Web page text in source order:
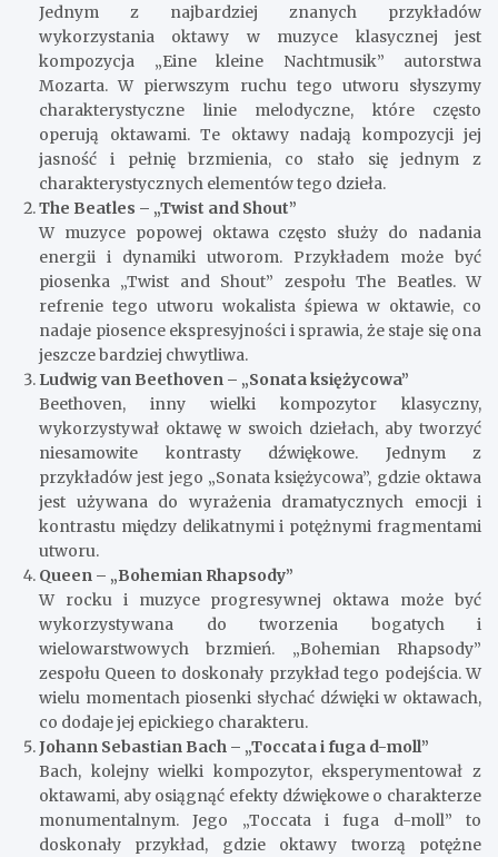
Jednym z najbardziej znanych przykładów
wykorzystania oktawy w muzyce klasycznej jest
kompozycja „Eine kleine Nachtmusik” autorstwa
Mozarta. W pierwszym ruchu tego utworu słyszymy
charakterystyczne linie melodyczne, które często
operują oktawami. Te oktawy nadają kompozycji jej
jasność i pełnię brzmienia, co stało się jednym z
charakterystycznych elementów tego dzieła.
The Beatles – „Twist and Shout”
W muzyce popowej oktawa często służy do nadania
energii i dynamiki utworom. Przykładem może być
piosenka „Twist and Shout” zespołu The Beatles. W
refrenie tego utworu wokalista śpiewa w oktawie, co
nadaje piosence ekspresyjności i sprawia, że staje się ona
jeszcze bardziej chwytliwa.
Ludwig van Beethoven – „Sonata księżycowa”
Beethoven, inny wielki kompozytor klasyczny,
wykorzystywał oktawę w swoich dziełach, aby tworzyć
niesamowite kontrasty dźwiękowe. Jednym z
przykładów jest jego „Sonata księżycowa”, gdzie oktawa
jest używana do wyrażenia dramatycznych emocji i
kontrastu między delikatnymi i potężnymi fragmentami
utworu.
Queen – „Bohemian Rhapsody”
W rocku i muzyce progresywnej oktawa może być
wykorzystywana do tworzenia bogatych i
wielowarstwowych brzmień. „Bohemian Rhapsody”
zespołu Queen to doskonały przykład tego podejścia. W
wielu momentach piosenki słychać dźwięki w oktawach,
co dodaje jej epickiego charakteru.
Johann Sebastian Bach – „Toccata i fuga d-moll”
Bach, kolejny wielki kompozytor, eksperymentował z
oktawami, aby osiągnąć efekty dźwiękowe o charakterze
monumentalnym. Jego „Toccata i fuga d-moll” to
doskonały przykład, gdzie oktawy tworzą potężne